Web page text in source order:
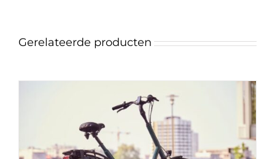
Gerelateerde producten